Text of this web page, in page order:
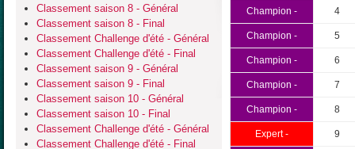
Classement saison 8 - Général
Classement saison 8 - Final
Classement Challenge d'été - Général
Classement Challenge d'été - Final
Classement saison 9 - Général
Classement saison 9 - Final
Classement saison 10 - Général
Classement saison 10 - Final
Classement Challenge d'été - Général
Classement Challenge d'été - Final
Champion - 4
Champion - 5
Champion - 6
Champion - 7
Champion - 8
Expert - 9